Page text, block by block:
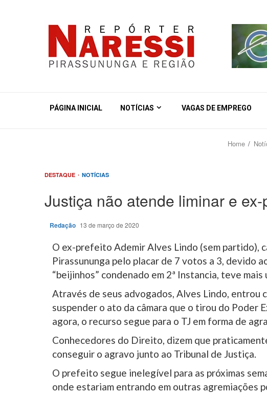
PÁGINA INICIAL NOTÍCIAS VAGAS DE EMPREGO
Home
DESTAQUE NOTÍCIAS
Justiça não atende liminar e
Redação 13 de março de 2020
O ex-prefeito Ademir Alves Lindo (sem partido),
Pirassununga pelo placar de 7 votos a 3, devido
“beijinhos” condenado em 2ª Instancia, teve
Através de seus advogados, Alves Lindo, entrou
suspender o ato da câmara que o tirou do Poder
agora, o recurso segue para o TJ em forma de
Conhecedores do Direito, dizem que
conseguir o agravo junto ao Tribunal de Justiça.
O prefeito segue inelegível para as próximas
onde estariam entrando em outras agremiações